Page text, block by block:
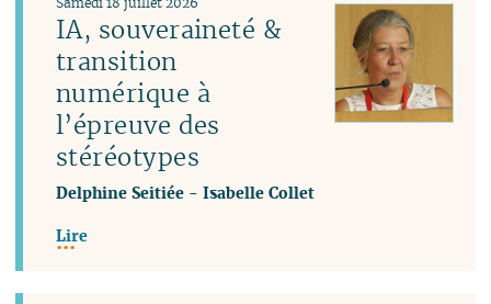
IA, souveraineté &
transition
numérique à
l’épreuve des
stéréotypes
Delphine Seitiée -Isabelle Collet
Lire